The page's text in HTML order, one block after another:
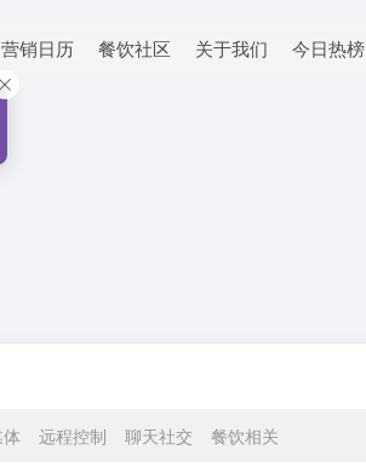
营销日历 餐饮社区 关于我们 今日热榜
远程控制 聊天社交 餐饮相关